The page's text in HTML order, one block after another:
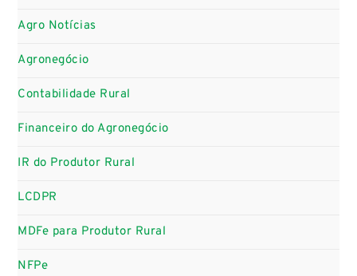
Agro Notícias
Agronegócio
Contabilidade Rural
Financeiro do Agronegócio
IR do Produtor Rural
LCDPR
MDFe para Produtor Rural
NFPe